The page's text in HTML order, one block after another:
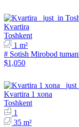
Kvartira
Toshkent
1 m²
# Sotish Mirobod
$1,050
Kvartira 1 xona
Toshkent
1
35 m²